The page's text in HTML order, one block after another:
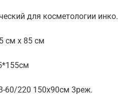
для косметологии инко.
см х 85 см
60/220 150х90см 3реж.